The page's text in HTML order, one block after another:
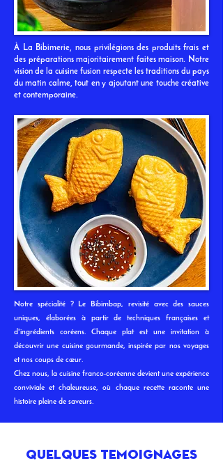
À La Bibimerie, nous privilégions des produits frais et
des préparations majoritairement faites maison. Notre
vision de la cuisine fusion respecte les traditions du pays
du matin calme, tout en y ajoutant une touche créative
et contemporaine.
Notre spécialité ? Le Bibimbap, revisité avec des sauces
uniques, élaborées à partir de techniques françaises et
d'ingrédients coréens. Chaque plat est une invitation à
découvrir une cuisine gourmande, inspirée par nos voyages
et nos coups de cœur.
Chez nous, la cuisine franco-coréenne devient une expérience
conviviale et chaleureuse, où chaque recette raconte une
histoire pleine de saveurs.
quelques temoignages